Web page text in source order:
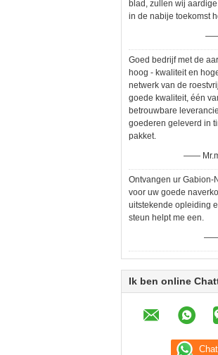
blad, zullen wij
in de nabije toekomst
——
Goed bedrijf met de
hoog - kwaliteit en
netwerk van de
goede kwaliteit, één
betrouwbare
goederen geleverd in
pakket.
——
Ontvangen ur Gabion-
voor uw goede
uitstekende opleiding
steun helpt me een.
——
Ik ben online